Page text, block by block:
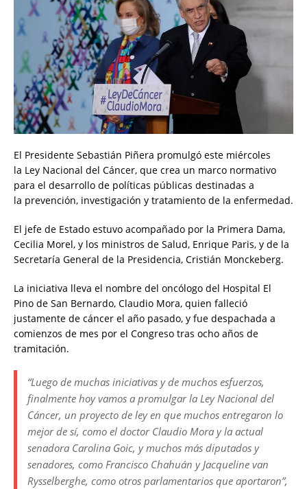
El Presidente Sebastián Piñera promulgó este miércoles
la Ley Nacional del Cáncer, que crea un marco normativo
para el desarrollo de políticas públicas destinadas a
la prevención, investigación y tratamiento de la enfermedad.
El jefe de Estado estuvo acompañado por la Primera Dama,
Cecilia Morel, y los ministros de Salud, Enrique Paris, y de la
Secretaría General de la Presidencia, Cristián Monckeberg.
La iniciativa lleva el nombre del oncólogo del Hospital El
Pino de San Bernardo, Claudio Mora, quien falleció
justamente de cáncer el año pasado, y fue despachada a
comienzos de mes por el Congreso tras ocho años de
tramitación.
“Luego de muchas iniciativas y de muchos esfuerzos,
finalmente hoy vamos a promulgar la Ley Nacional del
Cáncer, un proyecto de ley en que muchos entregaron lo
mejor de sí, como el doctor Claudio Mora y la actual
senadora Carolina Goic, y muchos más diputados y
senadores, como Francisco Chahuán y Jacqueline van
Rysselberghe, como otros parlamentarios que aportaron”,